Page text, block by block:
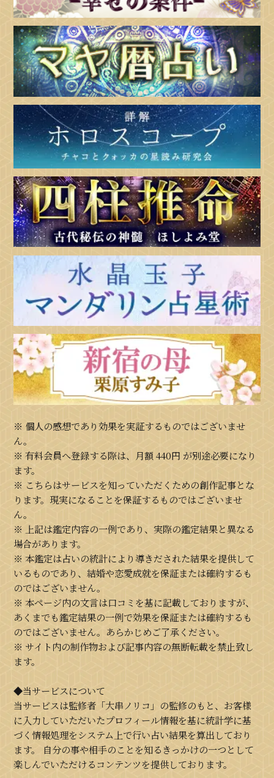
※ 個人の感想であり効果を実証するものではございませ
ん。
※ 有料会員へ登録する際は、月額440円 が別途必要になり
ます。
※ こちらはサービスを知っていただくための創作記事とな
ります。現実になることを保証するものではございませ
ん。
※ 上記は鑑定内容の一例であり、実際の鑑定結果と異なる
場合があります。
※ 本鑑定は占いの統計により導きだされた結果を提供して
いるものであり、結婚や恋愛成就を保証または確約するも
のではございません。
※ 本ページ内の文言は口コミを基に記載しておりますが、
あくまでも鑑定結果の一例で効果を保証または確約するも
のではございません。あらかじめご了承ください。
※ サイト内の制作物および記事内容の無断転載を禁止致し
ます。
◆当サービスについて
当サービスは監修者「大串ノリコ」の監修のもと、お客様
に入力していただいたプロフィール情報を基に統計学に基
づく情報処理をシステム上で行い占い結果を算出しており
ます。 自分の事や相手のことを知るきっかけの一つとして
楽しんでいただけるコンテンツを提供しております。